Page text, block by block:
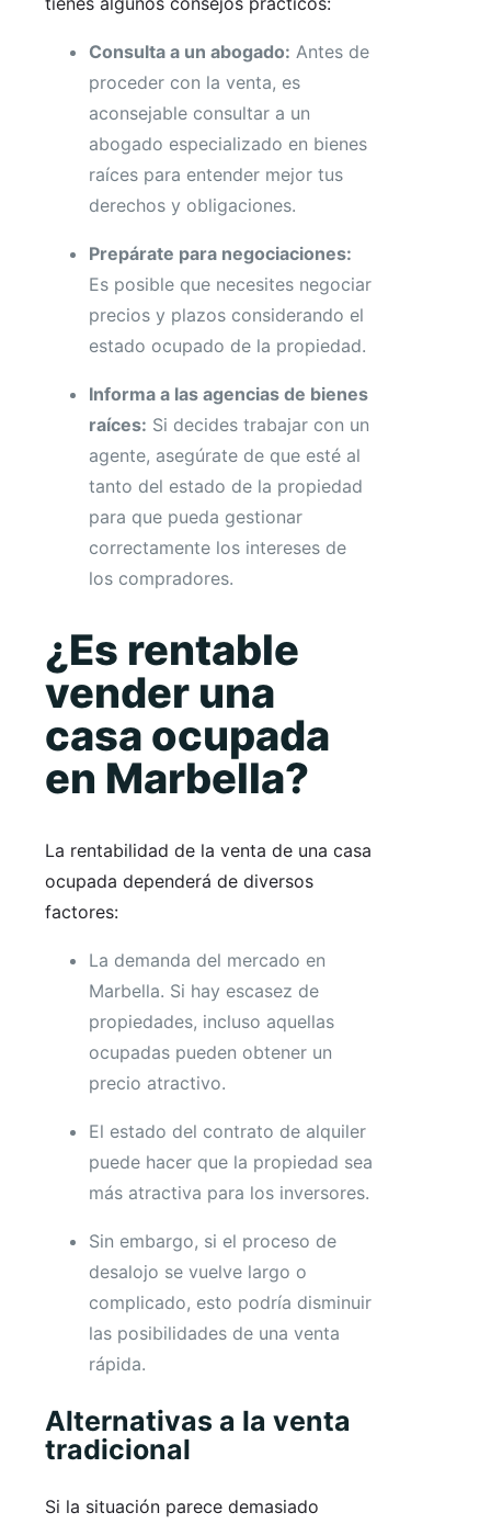
Consulta a un abogado: Antes de
proceder con la venta, es
aconsejable consultar a un
abogado especializado en bienes
raíces para entender mejor tus
derechos y obligaciones.
Prepárate para negociaciones:
Es posible que necesites negociar
precios y plazos considerando el
estado ocupado de la propiedad.
Informa a las agencias de bienes
raíces: Si decides trabajar con un
agente, asegúrate de que esté al
tanto del estado de la propiedad
para que pueda gestionar
correctamente los intereses de
los compradores.
¿Es rentable
vender una
casa ocupada
en Marbella?
La rentabilidad de la venta de una casa
ocupada dependerá de diversos
factores:
La demanda del mercado en
Marbella. Si hay escasez de
propiedades, incluso aquellas
ocupadas pueden obtener un
precio atractivo.
El estado del contrato de alquiler
puede hacer que la propiedad sea
más atractiva para los inversores.
Sin embargo, si el proceso de
desalojo se vuelve largo o
complicado, esto podría disminuir
las posibilidades de una venta
rápida.
Alternativas a la venta
tradicional
Si la situación parece demasiado